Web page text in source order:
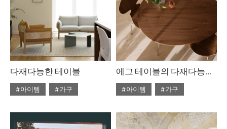
다재다능한 테이블
#아이템
#가구
에그 테이블의 다재다능한 아름다움
#아이템
#가구
#ISSUE265
#테이블